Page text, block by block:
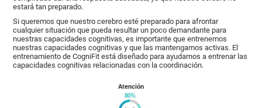
estará tan preparado.
Si queremos que nuestro cerebro esté preparado para afrontar
cualquier situación que pueda resultar un poco demandante para
nuestras capacidades cognitivas, es importante que entrenemos
nuestras capacidades cognitivas y que las mantengamos activas. El
entrenamiento de CogniFit está diseñado para ayudarnos a entrenar las
capacidades cognitivas relacionadas con la coordinación.
Atención